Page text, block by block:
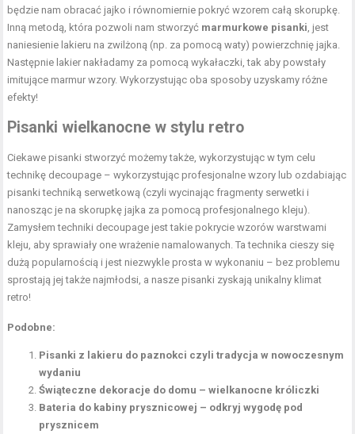
będzie nam obracać jajko i równomiernie pokryć wzorem całą skorupkę.
Inną metodą, która pozwoli nam stworzyć marmurkowe pisanki, jest
naniesienie lakieru na zwilżoną (np. za pomocą waty) powierzchnię jajka.
Następnie lakier nakładamy za pomocą wykałaczki, tak aby powstały
imitujące marmur wzory. Wykorzystując oba sposoby uzyskamy różne
efekty!
Pisanki wielkanocne w stylu retro
Ciekawe pisanki stworzyć możemy także, wykorzystując w tym celu
technikę decoupage – wykorzystując profesjonalne wzory lub ozdabiając
pisanki techniką serwetkową (czyli wycinając fragmenty serwetki i
nanosząc je na skorupkę jajka za pomocą profesjonalnego kleju).
Zamysłem techniki decoupage jest takie pokrycie wzorów warstwami
kleju, aby sprawiały one wrażenie namalowanych. Ta technika cieszy się
dużą popularnością i jest niezwykle prosta w wykonaniu – bez problemu
sprostają jej także najmłodsi, a nasze pisanki zyskają unikalny klimat
retro!
Podobne:
Pisanki z lakieru do paznokci czyli tradycja w nowoczesnym
wydaniu
Świąteczne dekoracje do domu – wielkanocne króliczki
Bateria do kabiny prysznicowej – odkryj wygodę pod
prysznicem